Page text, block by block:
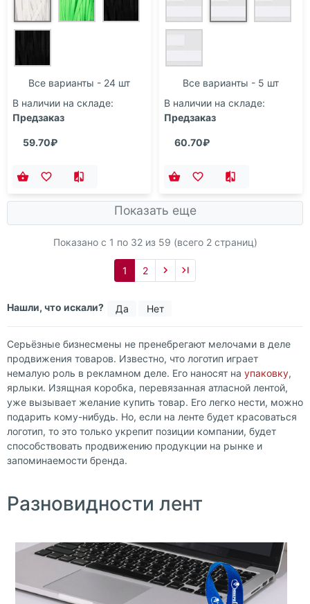
Все варианты - 24 шт
В наличии на складе:
Предзаказ
59.70₽
Все варианты - 5 шт
В наличии на складе:
Предзаказ
60.70₽
Показать еще
Показано с 1 по 32из 59 (всего 2 страниц)
1 2
Нашли, что искали? Да Нет
Серьёзные бизнесмены не пренебрегают мелочами в деле
продвижения товаров. Известно, что логотип играет
немалую роль в рекламном деле. Его наносят на упаковку,
ярлыки. Изящная коробка, перевязанная атласной лентой,
уже вызывает желание купить товар. Его легко нести, можно
подарить кому-нибудь. Но, если на ленте будет красоваться
логотип, то это только укрепит позиции компании, будет
способствовать продвижению продукции на рынке и
запоминаемости бренда.
Разновидности лент